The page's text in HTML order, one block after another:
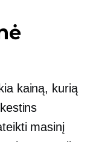
kainą, kurią
masinį